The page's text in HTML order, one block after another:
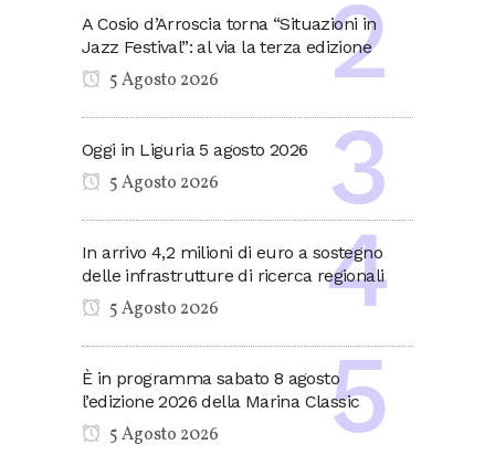
A Cosio d’Arroscia torna “Situazioni in
Jazz Festival”: al via la terza edizione
5 Agosto 2026
Oggi in Liguria 5 agosto 2026
5 Agosto 2026
In arrivo 4,2 milioni di euro a sostegno
delle infrastrutture di ricerca regionali
5 Agosto 2026
È in programma sabato 8 agosto
l’edizione 2026 della Marina Classic
5 Agosto 2026